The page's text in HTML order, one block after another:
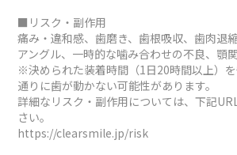
■リスク・副作用
痛み・違和感、歯磨き、歯根吸収、歯肉退
アングル、一時的な噛み合わせの不良、顎関
※決められた装着時間（1日20時間以上）
通りに歯が動かない可能性があります。
詳細なリスク・副作用については、下記
さい。
https://clearsmile.jp/risk